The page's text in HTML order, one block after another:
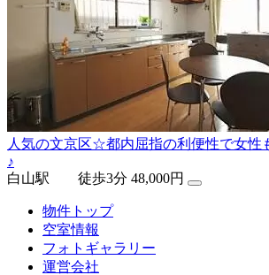
人気の文京区☆都内屈指の利便性で女性
♪
白山駅 徒歩3分 48,000円
物件トップ
空室情報
フォト ギャラリー
運営会社